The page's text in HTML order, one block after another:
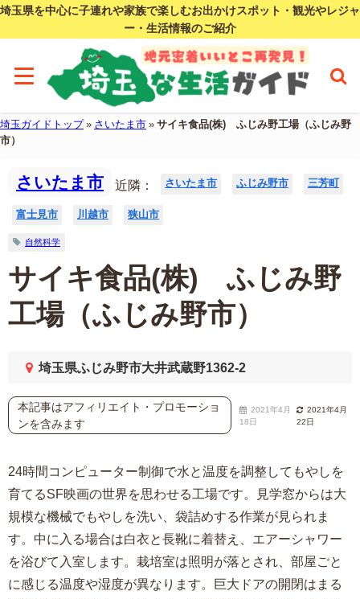
埼玉県を中心に子連れや家族で楽しむお出かけスポット・観光やレジャ
ー・生活情報のご紹介
埼玉ガイドトップ» さいたま市 » サイキ食品(株) ふじみ野工場（ふじみ野
市）
さいたま市 近隣： さいたま市 ふじみ野市 三芳町
富士見市 川越市 狭山市
自然科学
サイキ食品(株) ふじみ野
工場（ふじみ野市）
埼玉県ふじみ野市大井武蔵野1362-2
本記事はアフィリエイト・プロモーショ
ンを含みます
2021年4月
18日
2021年4月
22日
24時間コンピューター制御で水と温度を調整してもやしを
育てるSF映画の世界を思わせる工場です。見学窓からは大
規模な機械でもやしを洗い、袋詰めする作業が見られま
す。中に入る場合は白衣と長靴に着替え、エアーシャワー
を浴びて入室します。栽培室は照明が落とされ、部屋ごと
に感じる温度や湿度が異なります。巨大ドアの開閉はまる